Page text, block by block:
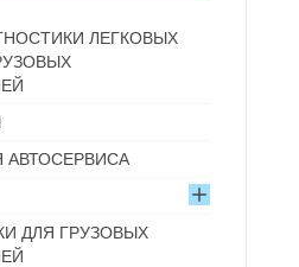
ЛЕГКОВЫХ
АВТОСЕРВИСА
ДЛЯ ГРУЗОВЫХ